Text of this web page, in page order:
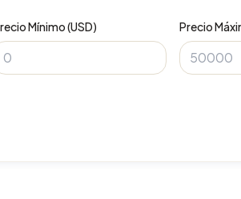
Mínimo (USD) Precio